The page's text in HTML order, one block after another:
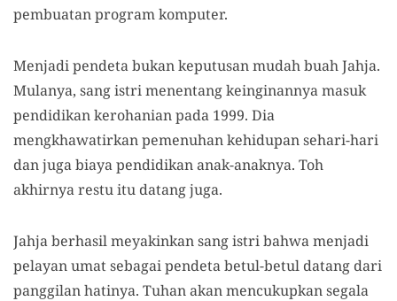
pembuatan program komputer.
Menjadi pendeta bukan keputusan mudah buah Jahja.
Mulanya, sang istri menentang keinginannya masuk
pendidikan kerohanian pada 1999. Dia
mengkhawatirkan pemenuhan kehidupan sehari-hari
dan juga biaya pendidikan anak-anaknya. Toh
akhirnya restu itu datang juga.
Jahja berhasil meyakinkan sang istri bahwa menjadi
pelayan umat sebagai pendeta betul-betul datang dari
panggilan hatinya. Tuhan akan mencukupkan segala